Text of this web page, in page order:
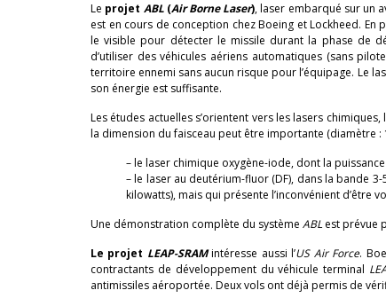
Le projet ABL(Air Borne Laser), laser embarqué sur un
est en cours de conception chez Boeing et Lockheed. En
le visible pour détecter le missile durant la phase de
d’utiliser des véhicules aériens automatiques (sans
territoire ennemi sans aucun risque pour l’équipage. Le
son énergie est suffisante.
Les études actuelles s’orientent vers les lasers
la dimension du faisceau peut être importante (diamètre :
– le laser chimique oxygène-iode, dont la
– le laser au deutérium-fluor (DF), dans la bande
kilowatts), mais qui présente l’inconvénient d’être
Une démonstration complète du système ABL est prévue
Le projet LEAP-SRAM intéresse aussi l’US Air Force.
contractants de développement du véhicule terminal
antimissiles aéroportée. Deux vols ont déjà permis de